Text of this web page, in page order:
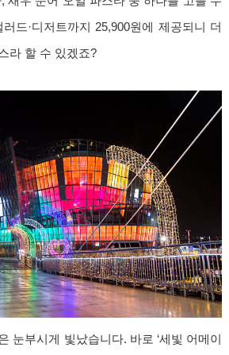
드·디저트까지 25,900원에 제공되니 더
라 할 수 있겠죠?
눈부시게 빛났습니다. 바로 ‘세빛 어메이